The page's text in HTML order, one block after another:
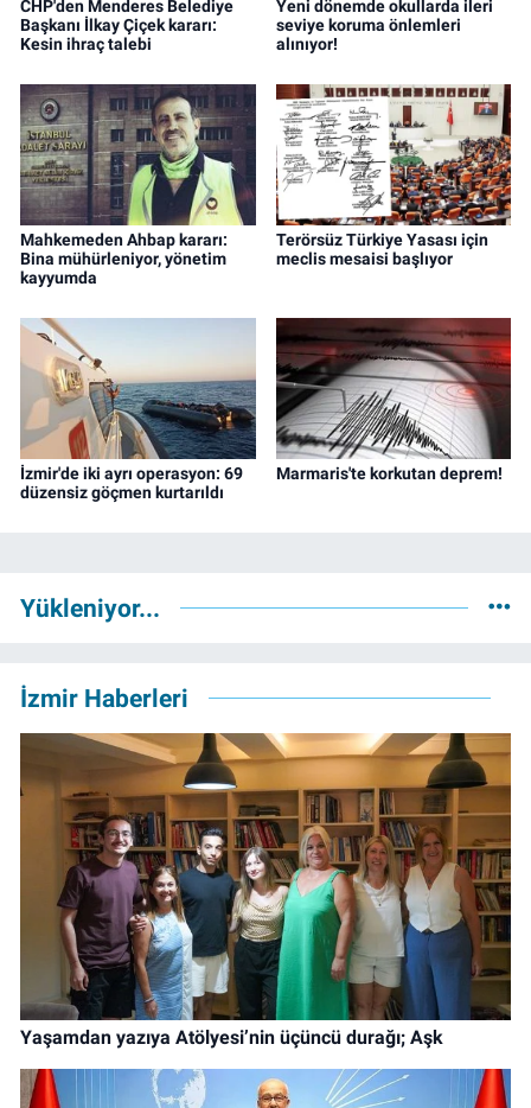
CHP'den Menderes Belediye
Başkanı İlkay Çiçek kararı:
Kesin ihraç talebi
Yeni dönemde okullarda ileri
seviye koruma önlemleri
alınıyor!
Mahkemeden Ahbap kararı:
Bina mühürleniyor, yönetim
kayyumda
Terörsüz Türkiye Yasası için
meclis mesaisi başlıyor
İzmir'de iki ayrı operasyon: 69
düzensiz göçmen kurtarıldı
Marmaris'te korkutan deprem!
Yükleniyor...
İzmir Haberleri
Yaşamdan yazıya Atölyesi’nin üçüncü durağı; Aşk